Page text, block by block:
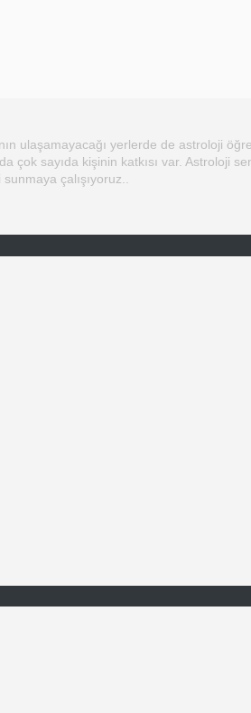
ulaşamayacağı yerlerde de astroloji
sayıda kişinin katkısı var. Astroloji
çalışıyoruz..